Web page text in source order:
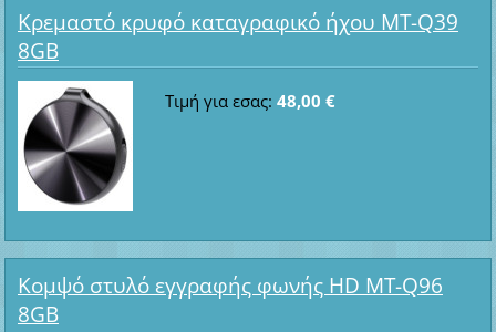
Κρεμαστό κρυφό καταγραφικό ήχου MT-Q39
8GB
Τιμή για εσας: 48,00 €
Κομψό στυλό εγγραφής φωνής HD MT-Q96
8GB